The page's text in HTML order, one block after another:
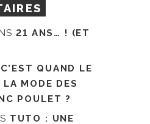
21 ANS… ! (ET
C’EST QUAND LE
LA MODE DES
POULET ?
TUTO : UNE